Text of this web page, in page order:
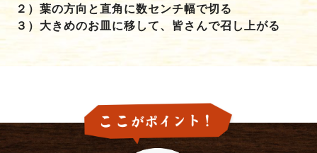
２）葉の方向と直角に数センチ幅で切る
３）大きめのお皿に移して、皆さんで召し上がる